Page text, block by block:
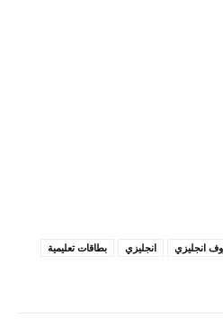
انجليزي انجليزي
بطاقات تعليمية